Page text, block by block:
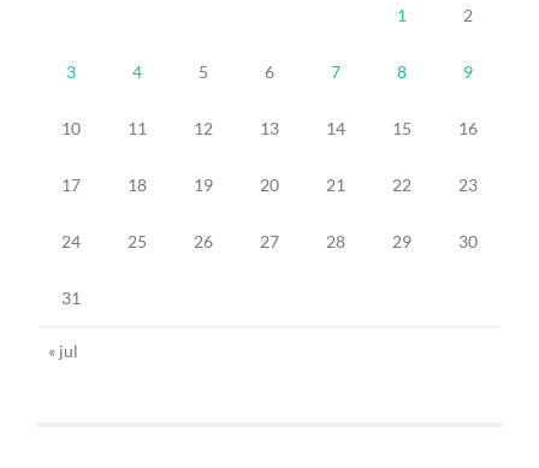
1 2
3 4 5 6 7 8 9
10 11 12 13 14 15 16
17 18 19 20 21 22 23
24 25 26 27 28 29 30
31
« jul